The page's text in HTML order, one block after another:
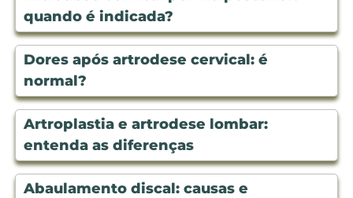
quando é indicada?
Dores após artrodese cervical: é
normal?
Artroplastia e artrodese lombar:
entenda as diferenças
Abaulamento discal: causas e